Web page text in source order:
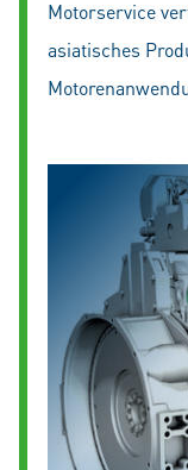
Motorservice
asiatisches